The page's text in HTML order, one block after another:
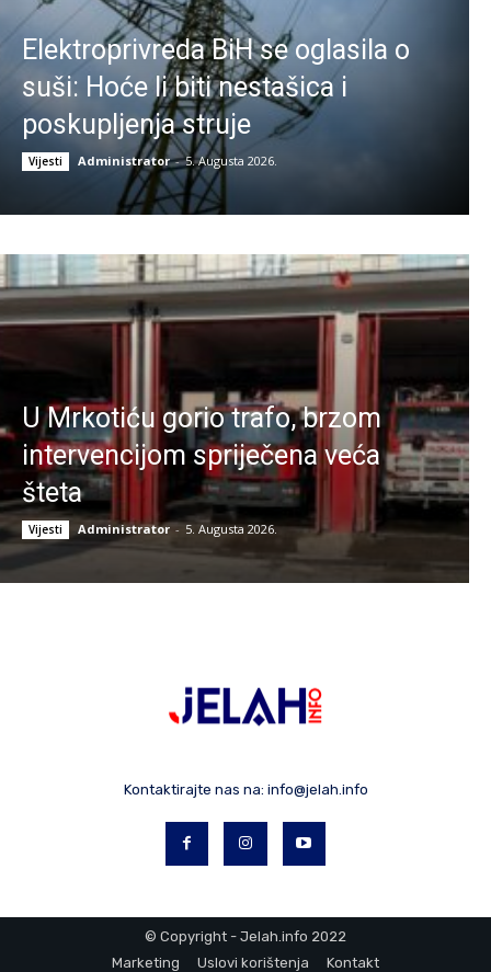
Elektroprivreda BiH se oglasila o
suši: Hoće li biti nestašica i
poskupljenja struje
Vijesti Administrator - 5. Augusta 2026.
U Mrkotiću gorio trafo, brzom
intervencijom spriječena veća
šteta
Vijesti Administrator - 5. Augusta 2026.
Kontaktirajte nas na: info@jelah.info
© Copyright - Jelah.info 2022
Marketing
Uslovi korištenja Kontakt